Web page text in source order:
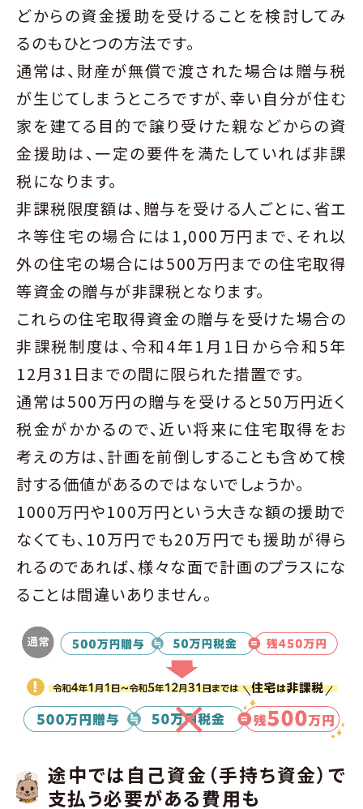
どからの資金援助を受けることを検討してみ
るのもひとつの方法です。
通常は、財産が無償で渡された場合は贈与税
が生じてしまうところですが、幸い自分が住む
家を建てる目的で譲り受けた親などからの資
金援助は、一定の要件を満たしていれば非課
税になります。
非課税限度額は、贈与を受ける人ごとに、省エ
ネ等住宅の場合には1,000万円まで、それ以
外の住宅の場合には500万円までの住宅取得
等資金の贈与が非課税となります。
これらの住宅取得資金の贈与を受けた場合の
非課税制度は、令和4年1月1日から令和5年
12月31日までの間に限られた措置です。
通常は500万円の贈与を受けると50万円近く
税金がかかるので、近い将来に住宅取得をお
考えの方は、計画を前倒しすることも含めて検
討する価値があるのではないでしょうか。
1000万円や100万円という大きな額の援助で
なくても、10万円でも20万円でも援助が得ら
れるのであれば、様々な面で計画のプラスにな
ることは間違いありません。
途中では自己資金（手持ち資金）で
支払う必要がある費用も